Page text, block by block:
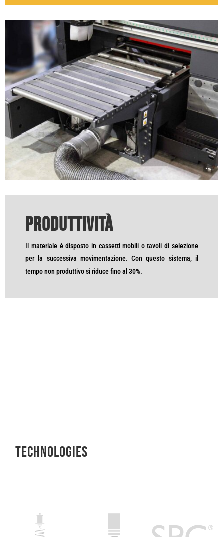
Produttività
Il materiale è disposto in cassetti mobili o tavoli di selezione
per la successiva movimentazione. Con questo sistema, il
tempo non produttivo si riduce fino al 30%.
TEChNOLOGIEs